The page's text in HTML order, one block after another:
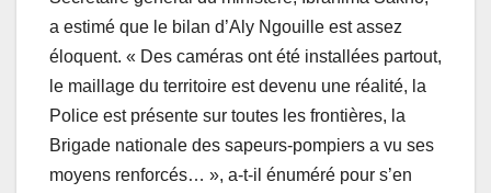
a estimé que le bilan d’Aly Ngouille est assez
éloquent. « Des caméras ont été installées partout,
le maillage du territoire est devenu une réalité, la
Police est présente sur toutes les frontières, la
Brigade nationale des sapeurs-pompiers a vu ses
moyens renforcés… », a-t-il énuméré pour s’en